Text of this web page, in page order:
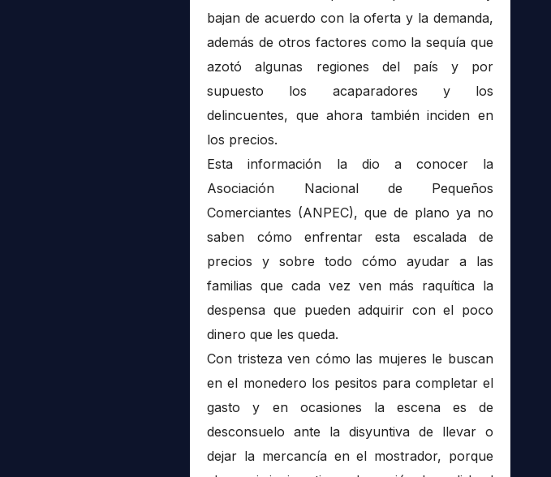
bajan de acuerdo con la oferta y la demanda,
además de otros factores como la sequía que
azotó algunas regiones del país y por
supuesto los acaparadores y los
delincuentes, que ahora también inciden en
los precios.
Esta información la dio a conocer la
Asociación Nacional de Pequeños
Comerciantes (ANPEC), que de plano ya no
saben cómo enfrentar esta escalada de
precios y sobre todo cómo ayudar a las
familias que cada vez ven más raquítica la
despensa que pueden adquirir con el poco
dinero que les queda.
Con tristeza ven cómo las mujeres le buscan
en el monedero los pesitos para completar el
gasto y en ocasiones la escena es de
desconsuelo ante la disyuntiva de llevar o
dejar la mercancía en el mostrador, porque